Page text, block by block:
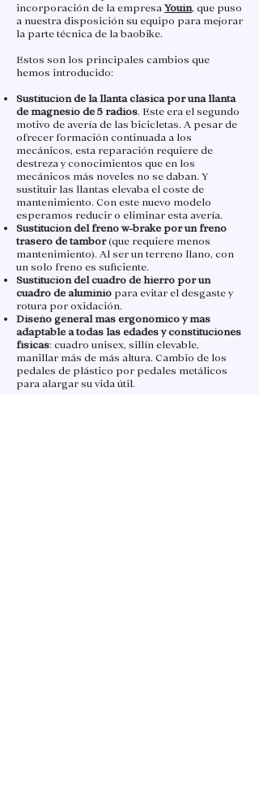
incorporación de la empresaYouin, que puso
a nuestra disposición su equipo para mejorar
la parte técnica de la baobike.
Estos son los principales cambios que
hemos introducido:
Sustitución de la llanta clásica por una llanta
de magnesio de 5 radios. Este era el segundo
motivo de avería de las bicicletas. A pesar de
ofrecer formación continuada a los
mecánicos, esta reparación requiere de
destreza y conocimientos que en los
mecánicos más noveles no se daban. Y
sustituir las llantas elevaba el coste de
mantenimiento. Con este nuevo modelo
esperamos reducir o eliminar esta avería.
Sustitución del freno w-brake por un freno
trasero de tambor(que requiere menos
mantenimiento). Al ser un terreno llano, con
un solo freno es suficiente.
Sustitución del cuadro de hierro por un
cuadro de aluminio para evitar el desgaste y
rotura por oxidación.
Diseño general más ergonómico y más
adaptable a todas las edades y constituciones
físicas: cuadro unisex, sillín elevable,
manillar más de más altura. Cambio de los
pedales de plástico por pedales metálicos
para alargar su vida útil.